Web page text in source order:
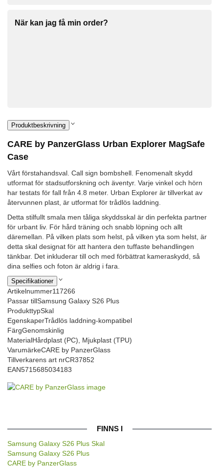
När kan jag få min order?
Produktbeskrivning
CARE by PanzerGlass Urban Explorer MagSafe
Case
Vårt förstahandsval. Call sign bombshell. Fenomenalt skydd
utformat för stadsutforskning och äventyr. Varje vinkel och hörn
har testats för fall från 4.8 meter. Urban Explorer är tillverkat av
återvunnen plast, är utformat för trådlös laddning.
Detta stilfullt smala men tåliga skyddsskal är din perfekta partner
för urbant liv. För hård träning och snabb löpning och allt
däremellan. På vilken plats som helst, på vilken yta som helst, är
detta skal designat för att hantera den tuffaste behandlingen
tänkbar. Det inkluderar till och med förbättrat kameraskydd, så
dina selfies och foton är aldrig i fara.
Specifikationer
Artikelnummer117266
Passar tillSamsung Galaxy S26 Plus
ProdukttypSkal
EgenskaperTrådlös laddning-kompatibel
FärgGenomskinlig
MaterialHårdplast (PC), Mjukplast (TPU)
VarumärkeCARE by PanzerGlass
Tillverkarens art nrCR37852
EAN5715685034183
FINNS I
Samsung Galaxy S26 Plus Skal
Samsung Galaxy S26 Plus
CARE by PanzerGlass